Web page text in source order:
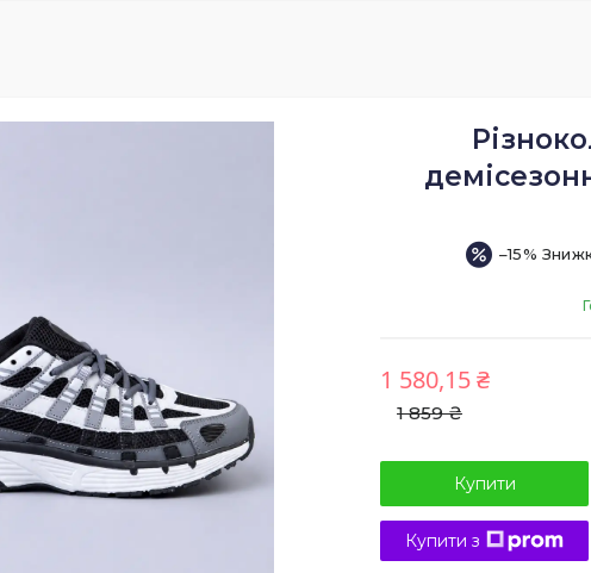
–15%
1 859 ₴
1 580,15 ₴
Купити
Купити з